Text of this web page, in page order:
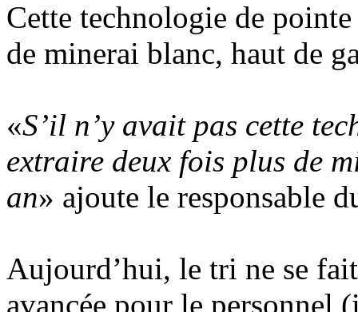
Cette technologie de
de minerai blanc, haut de
«S’il n’y avait pas cette
extraire deux fois plus de
an» ajoute le responsable
Aujourd’hui, le tri ne se
avancée pour le personnel